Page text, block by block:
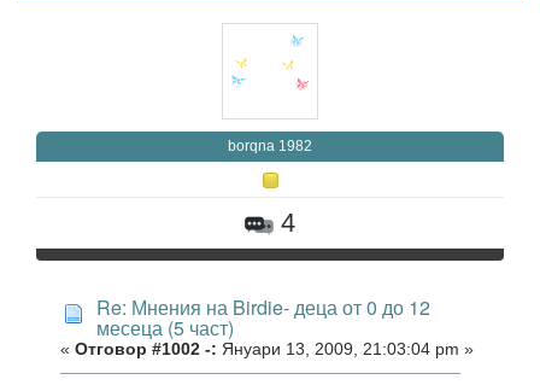
borqna 1982
4
Re: Мнения на Birdie- деца от 0 до 12
месеца (5 част)
« Отговор #1002 -: Януари 13, 2009, 21:03:04 pm »